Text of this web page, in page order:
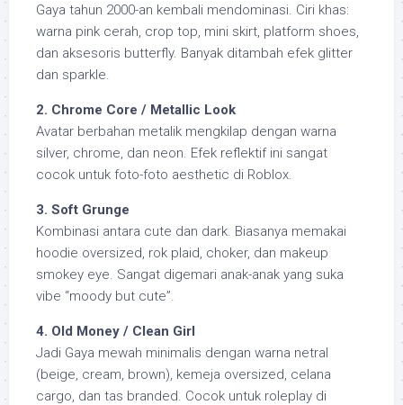
Gaya tahun 2000-an kembali mendominasi. Ciri khas:
warna pink cerah, crop top, mini skirt, platform shoes,
dan aksesoris butterfly. Banyak ditambah efek glitter
dan sparkle.
2. Chrome Core / Metallic Look
Avatar berbahan metalik mengkilap dengan warna
silver, chrome, dan neon. Efek reflektif ini sangat
cocok untuk foto-foto aesthetic di Roblox.
3. Soft Grunge
Kombinasi antara cute dan dark. Biasanya memakai
hoodie oversized, rok plaid, choker, dan makeup
smokey eye. Sangat digemari anak-anak yang suka
vibe “moody but cute”.
4. Old Money / Clean Girl
Jadi Gaya mewah minimalis dengan warna netral
(beige, cream, brown), kemeja oversized, celana
cargo, dan tas branded. Cocok untuk roleplay di